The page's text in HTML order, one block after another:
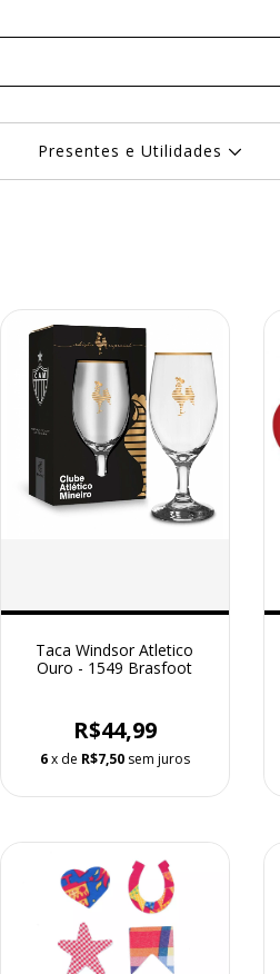
Presentes e Utilidades
Taca Windsor Atletico
Ouro - 1549 Brasfoot
R$44,99
6x de R$7,50 sem juros